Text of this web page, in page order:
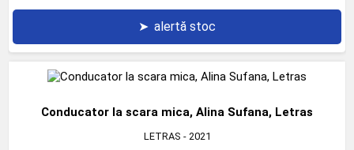
➤ alertă stoc
Conducator la scara mica, Alina Sufana, Letras
LETRAS - 2021